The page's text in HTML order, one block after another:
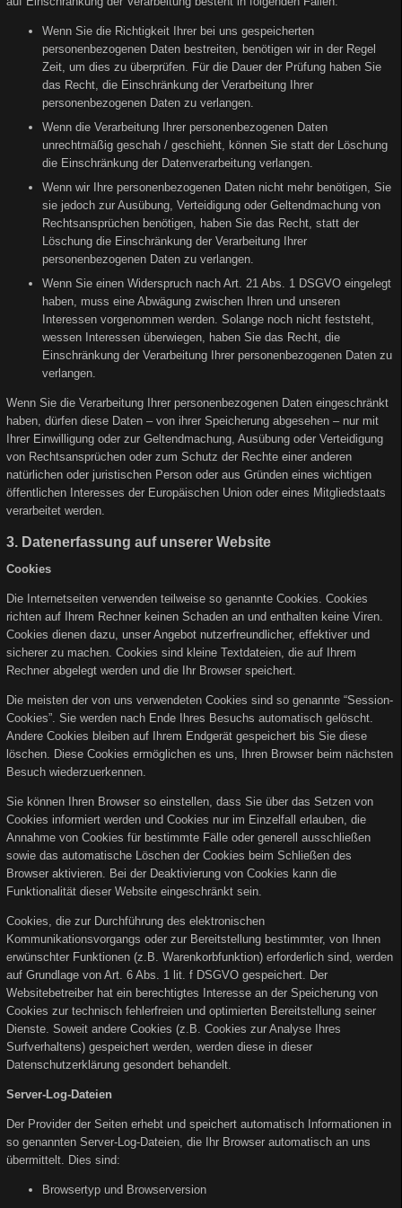
Wenn Sie die Richtigkeit Ihrer bei uns gespeicherten
personenbezogenen Daten bestreiten, benötigen wir in der Regel
Zeit, um dies zu überprüfen. Für die Dauer der Prüfung haben Sie
das Recht, die Einschränkung der Verarbeitung Ihrer
personenbezogenen Daten zu verlangen.
Wenn die Verarbeitung Ihrer personenbezogenen Daten
unrechtmäßig geschah / geschieht, können Sie statt der Löschung
die Einschränkung der Datenverarbeitung verlangen.
Wenn wir Ihre personenbezogenen Daten nicht mehr benötigen, Sie
sie jedoch zur Ausübung, Verteidigung oder Geltendmachung von
Rechtsansprüchen benötigen, haben Sie das Recht, statt der
Löschung die Einschränkung der Verarbeitung Ihrer
personenbezogenen Daten zu verlangen.
Wenn Sie einen Widerspruch nach Art. 21 Abs. 1 DSGVO eingelegt
haben, muss eine Abwägung zwischen Ihren und unseren
Interessen vorgenommen werden. Solange noch nicht feststeht,
wessen Interessen überwiegen, haben Sie das Recht, die
Einschränkung der Verarbeitung Ihrer personenbezogenen Daten zu
verlangen.
Wenn Sie die Verarbeitung Ihrer personenbezogenen Daten eingeschränkt
haben, dürfen diese Daten – von ihrer Speicherung abgesehen – nur mit
Ihrer Einwilligung oder zur Geltendmachung, Ausübung oder Verteidigung
von Rechtsansprüchen oder zum Schutz der Rechte einer anderen
natürlichen oder juristischen Person oder aus Gründen eines wichtigen
öffentlichen Interesses der Europäischen Union oder eines Mitgliedstaats
verarbeitet werden.
3. Datenerfassung auf unserer Website
Cookies
Die Internetseiten verwenden teilweise so genannte Cookies. Cookies
richten auf Ihrem Rechner keinen Schaden an und enthalten keine Viren.
Cookies dienen dazu, unser Angebot nutzerfreundlicher, effektiver und
sicherer zu machen. Cookies sind kleine Textdateien, die auf Ihrem
Rechner abgelegt werden und die Ihr Browser speichert.
Die meisten der von uns verwendeten Cookies sind so genannte “Session-
Cookies”. Sie werden nach Ende Ihres Besuchs automatisch gelöscht.
Andere Cookies bleiben auf Ihrem Endgerät gespeichert bis Sie diese
löschen. Diese Cookies ermöglichen es uns, Ihren Browser beim nächsten
Besuch wiederzuerkennen.
Sie können Ihren Browser so einstellen, dass Sie über das Setzen von
Cookies informiert werden und Cookies nur im Einzelfall erlauben, die
Annahme von Cookies für bestimmte Fälle oder generell ausschließen
sowie das automatische Löschen der Cookies beim Schließen des
Browser aktivieren. Bei der Deaktivierung von Cookies kann die
Funktionalität dieser Website eingeschränkt sein.
Cookies, die zur Durchführung des elektronischen
Kommunikationsvorgangs oder zur Bereitstellung bestimmter, von Ihnen
erwünschter Funktionen (z.B. Warenkorbfunktion) erforderlich sind, werden
auf Grundlage von Art. 6 Abs. 1 lit. f DSGVO gespeichert. Der
Websitebetreiber hat ein berechtigtes Interesse an der Speicherung von
Cookies zur technisch fehlerfreien und optimierten Bereitstellung seiner
Dienste. Soweit andere Cookies (z.B. Cookies zur Analyse Ihres
Surfverhaltens) gespeichert werden, werden diese in dieser
Datenschutzerklärung gesondert behandelt.
Server-Log-Dateien
Der Provider der Seiten erhebt und speichert automatisch Informationen in
so genannten Server-Log-Dateien, die Ihr Browser automatisch an uns
übermittelt. Dies sind:
Browsertyp und Browserversion